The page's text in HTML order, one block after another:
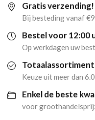
Perzik
Blik
(12x
250ml)
aantal
Gratis verzending!
Bij besteding vanaf
Bestel voor 12:00
Op werkdagen uw
Totaalassortiment
Keuze uit meer dan
Enkel de beste
voor